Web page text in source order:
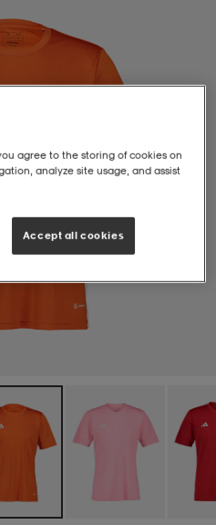
agree to the storing of cookies on
analyze site usage, and assist
Accept all cookies